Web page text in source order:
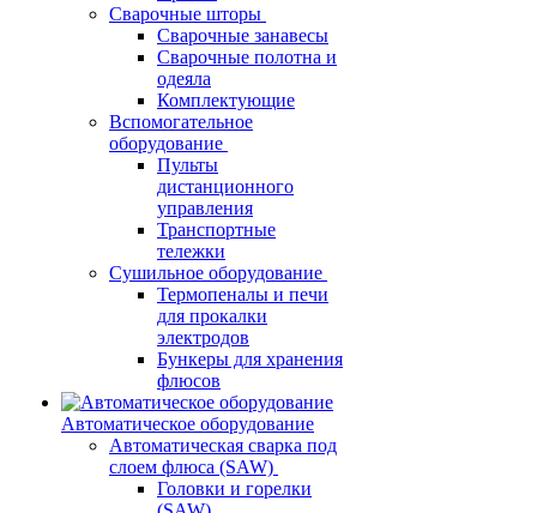
Сварочные шторы
Сварочные занавесы
Сварочные полотна и
одеяла
Комплектующие
Вспомогательное
оборудование
Пульты
дистанционного
управления
Транспортные
тележки
Сушильное оборудование
Термопеналы и печи
для прокалки
электродов
Бункеры для хранения
флюсов
Автоматическое оборудование
Автоматическая сварка под
слоем флюса (SAW)
Головки и горелки